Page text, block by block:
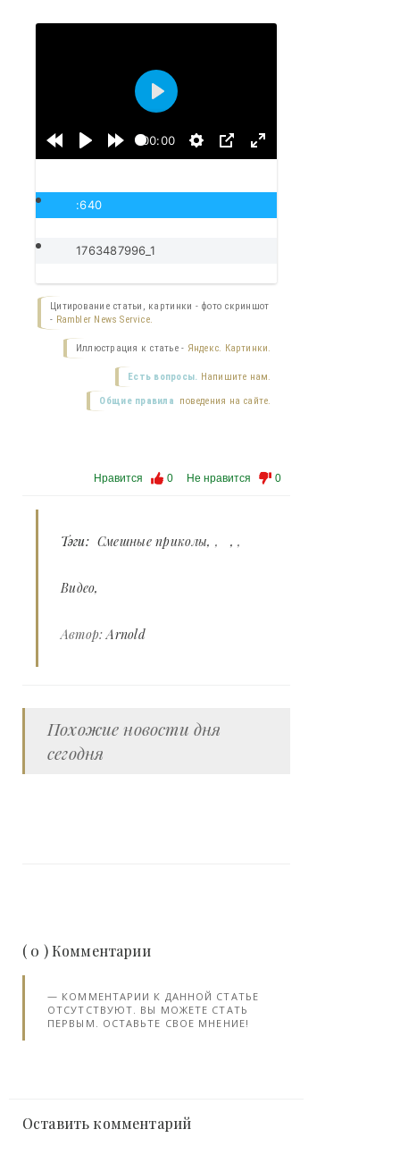
00:00
Воспроизвести
:640
1763487996_1
Цитирование статьи, картинки - фото скриншот
- Rambler News Service.
Иллюстрация к статье - Яндекс. Картинки.
Есть вопросы. Напишите нам.
Общие правила поведения на сайте.
Нравится 0 Не нравится 0
Тэги: Смешные приколы , ,
Видео
Автор:Arnold
Похожие новости дня
сегодня
( 0 ) Комментарии
КОММЕНТАРИИ К ДАННОЙ СТАТЬЕ
ОТСУТСТВУЮТ. ВЫ МОЖЕТЕ СТАТЬ
ПЕРВЫМ. ОСТАВЬТЕ СВОЕ МНЕНИЕ!
Оставить комментарий